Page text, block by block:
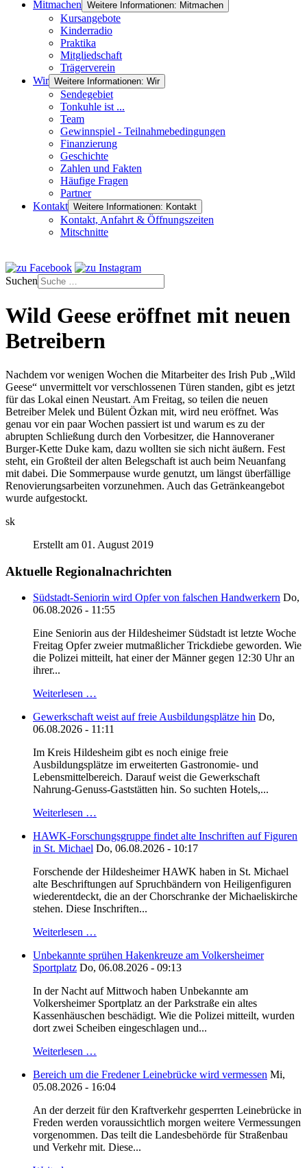
Mitmachen Weitere Informationen: Mitmachen
Kursangebote
Kinderradio
Praktika
Mitgliedschaft
Trägerverein
Wir Weitere Informationen: Wir
Sendegebiet
Tonkuhle ist ...
Team
Gewinnspiel - Teilnahmebedingungen
Finanzierung
Geschichte
Zahlen und Fakten
Häufige Fragen
Partner
Kontakt Weitere Informationen: Kontakt
Kontakt, Anfahrt & Öffnungszeiten
Mitschnitte
Suchen
Wild Geese eröffnet mit neuen
Betreibern
Nachdem vor wenigen Wochen die Mitarbeiter des Irish Pub „Wild
Geese“ unvermittelt vor verschlossenen Türen standen, gibt es jetzt
für das Lokal einen Neustart. Am Freitag, so teilen die neuen
Betreiber Melek und Bülent Özkan mit, wird neu eröffnet. Was
genau vor ein paar Wochen passiert ist und warum es zu der
abrupten Schließung durch den Vorbesitzer, die Hannoveraner
Burger-Kette Duke kam, dazu wollten sie sich nicht äußern. Fest
steht, ein Großteil der alten Belegschaft ist auch beim Neuanfang
mit dabei. Die Sommerpause wurde genutzt, um längst überfällige
Renovierungsarbeiten vorzunehmen. Auch das Getränkeangebot
wurde aufgestockt.
sk
Erstellt am 01. August 2019
Aktuelle Regionalnachrichten
Südstadt-Seniorin wird Opfer von falschen Handwerkern Do,
06.08.2026 - 11:55
Eine Seniorin aus der Hildesheimer Südstadt ist letzte Woche
Freitag Opfer zweier mutmaßlicher Trickdiebe geworden. Wie
die Polizei mitteilt, hat einer der Männer gegen 12:30 Uhr an
ihrer...
Weiterlesen …
Gewerkschaft weist auf freie Ausbildungsplätze hin Do,
06.08.2026 - 11:11
Im Kreis Hildesheim gibt es noch einige freie
Ausbildungsplätze im erweiterten Gastronomie- und
Lebensmittelbereich. Darauf weist die Gewerkschaft
Nahrung-Genuss-Gaststätten hin. So suchten Hotels,...
Weiterlesen …
HAWK-Forschungsgruppe findet alte Inschriften auf Figuren
in St. Michael Do, 06.08.2026 - 10:17
Forschende der Hildesheimer HAWK haben in St. Michael
alte Beschriftungen auf Spruchbändern von Heiligenfiguren
wiederentdeckt, die an der Chorschranke der Michaeliskirche
stehen. Diese Inschriften...
Weiterlesen …
Unbekannte sprühen Hakenkreuze am Volkersheimer
Sportplatz Do, 06.08.2026 - 09:13
In der Nacht auf Mittwoch haben Unbekannte am
Volkersheimer Sportplatz an der Parkstraße ein altes
Kassenhäuschen beschädigt. Wie die Polizei mitteilt, wurden
dort zwei Scheiben eingeschlagen und...
Weiterlesen …
Bereich um die Fredener Leinebrücke wird vermessen Mi,
05.08.2026 - 16:04
An der derzeit für den Kraftverkehr gesperrten Leinebrücke in
Freden werden voraussichtlich morgen weitere Vermessungen
vorgenommen. Das teilt die Landesbehörde für Straßenbau
und Verkehr mit. Diese...